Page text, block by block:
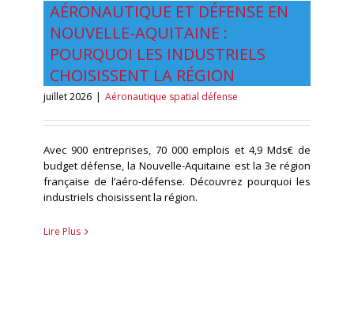
AÉRONAUTIQUE ET DÉFENSE EN
NOUVELLE-AQUITAINE :
POURQUOI LES INDUSTRIELS
CHOISISSENT LA RÉGION
juillet 2026 Aéronautique spatial défense
Avec 900 entreprises, 70 000 emplois et 4,9 Mds€ de
budget défense, la Nouvelle-Aquitaine est la 3e région
française de l’aéro-défense. Découvrez pourquoi les
industriels choisissent la région.
Lire Plus